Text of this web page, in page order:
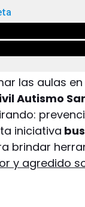
las aulas
Autismo
iniciativa
brindar
y agredido